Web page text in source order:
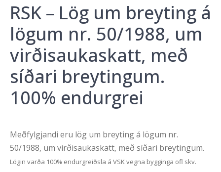
RSK – Lög um breyting á
lögum nr. 50/1988, um
virðisaukaskatt, með
síðari breytingum.
100% endurgrei
Meðfylgjandi eru lög um breyting á lögum nr.
50/1988, um virðisaukaskatt, með síðari breytingum.
Lögin varða 100% endurgreiðsla á VSK vegna bygginga ofl skv.